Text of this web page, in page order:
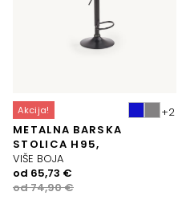
Akcija!
METALNA BARSKA
STOLICA H95,
VIŠE BOJA
od74,90€
Izvorna
cijena
od 65,73 €
Trenutna
cijena